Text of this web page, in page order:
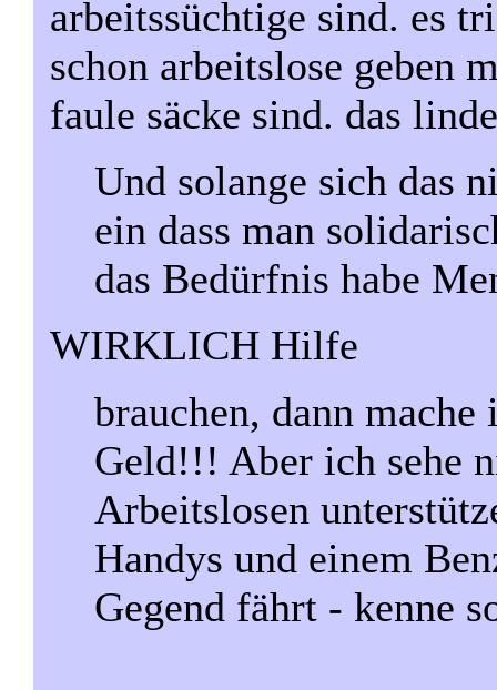
arbeitssüchtige sind. es
schon arbeitslose geben
faule säcke sind. das
Und solange sich das
ein dass man
das Bedürfnis habe
WIRKLICH Hilfe
brauchen, dann
Geld!!! Aber ich sehe
Arbeitslosen
Handys und einem
Gegend fährt - kenne